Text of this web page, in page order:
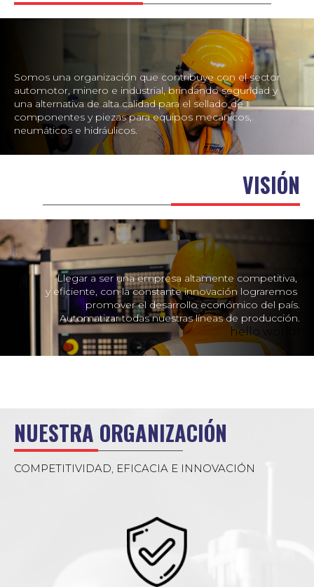
Somos una organización que contribuye con el sector
automotor, minero e industrial, brindando seguridad y
una alternativa de alta calidad para el sellado de
componentes y piezas para equipos mecánicos,
neumáticos e hidráulicos.
Llegar a ser una empresa altamente competitiva,
y eficiente, con la constante innovación lograremos
promover el desarrollo económico del país.
Automatizar todas nuestras líneas de producción.
hello world!
VISIÓN
NUESTRA ORGANIZACIÓN
COMPETITIVIDAD, EFICACIA E INNOVACIÓN